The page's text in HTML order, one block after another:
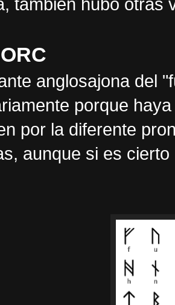
también hubo
anglosajona del
porque
por la diferente
aunque si es